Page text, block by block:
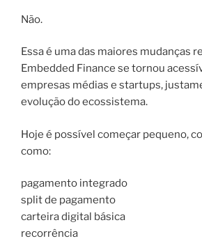
Não.
Essa é uma das maiores mudanças
Embedded Finance se tornou
empresas médias e startups,
evolução do ecossistema.
Hoje é possível começar pequeno,
como:
pagamento integrado
split de pagamento
carteira digital básica
recorrência